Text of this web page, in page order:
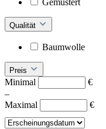
Qualität
Baumwolle
Preis
Minimal
€
–
Maximal
€